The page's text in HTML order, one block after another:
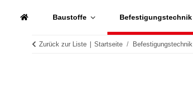
Baustoffe Befestigungstechnik
Zurück zur Liste Startseite Befestigungstechnik